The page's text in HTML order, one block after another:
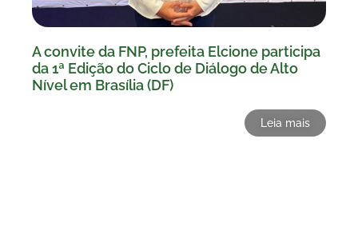
A convite da FNP, prefeita Elcione participa
da 1ª Edição do Ciclo de Diálogo de Alto
Nível em Brasília (DF)
Leia mais